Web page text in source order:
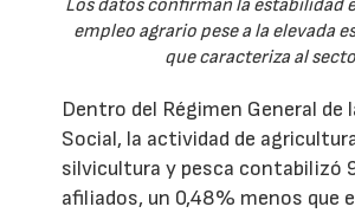
Los datos confirman la estabilidad
empleo agrario pese a la elevada
que caracteriza al
Dentro del Régimen General de
Social, la actividad de
silvicultura y pesca contabilizó
afiliados, un 0,48% menos que